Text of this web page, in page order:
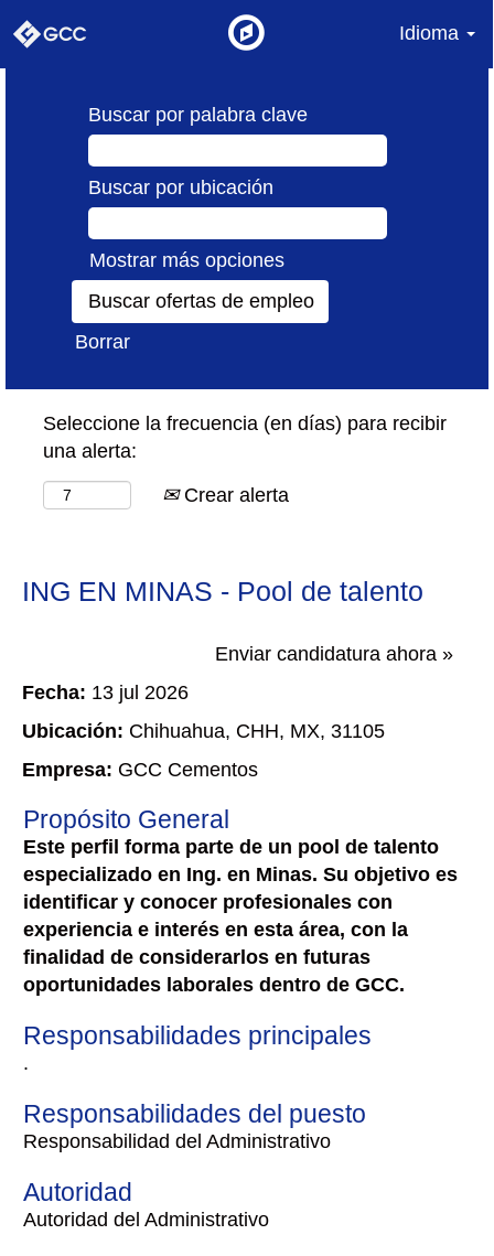
Idioma
Buscar por palabra clave
Buscar por ubicación
Mostrar más opciones
Borrar
Seleccione la frecuencia (en días) para recibir
una alerta:
Crear alerta
ING EN MINAS - Pool de talento
Enviar candidatura ahora »
Fecha: 13 jul 2026
Ubicación: Chihuahua, CHH, MX, 31105
Empresa: GCC Cementos
Propósito General
Este perfil forma parte de un pool de talento
especializado en Ing. en Minas. Su objetivo es
identificar y conocer profesionales con
experiencia e interés en esta área, con la
finalidad de considerarlos en futuras
oportunidades laborales dentro de GCC.
Responsabilidades principales
.
Responsabilidades del puesto
Responsabilidad del Administrativo
Autoridad
Autoridad del Administrativo